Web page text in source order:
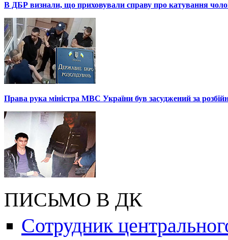
В ДБР визнали, що приховували справу про катування
Права рука міністра МВС України був засуджений за
ПИСЬМО В ДК
Сотрудник